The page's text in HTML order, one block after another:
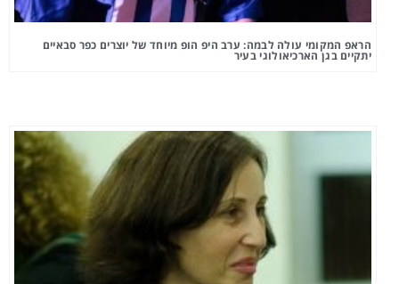
הראפ המקומי עולה לבמה: ערב היפ הופ מיוחד של יוצרים כפר סבאיים
יתקיים בגן הארכיאולוגי בעיר